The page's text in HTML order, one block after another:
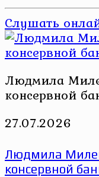
Слушать
Людмила
консервной
27.07.2026
Людмила
консервной